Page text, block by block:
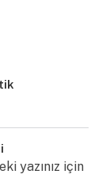
yazınız için